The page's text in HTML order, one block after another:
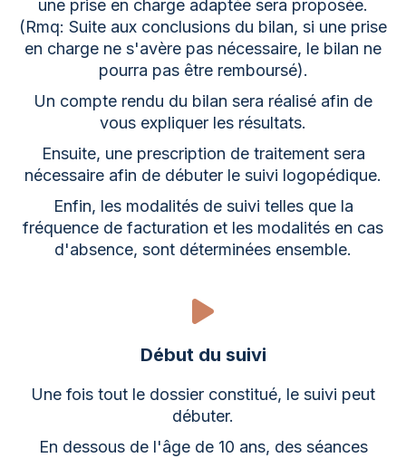
une prise en charge adaptée sera proposée.
(Rmq: Suite aux conclusions du bilan, si une prise
en charge ne s'avère pas nécessaire, le bilan ne
pourra pas être remboursé).
Un compte rendu du bilan sera réalisé afin de
vous expliquer les résultats.
Ensuite, une prescription de traitement sera
nécessaire afin de débuter le suivi logopédique.
Enfin, les modalités de suivi telles que la
fréquence de facturation et les modalités en cas
d'absence, sont déterminées ensemble.
Début du suivi
Une fois tout le dossier constitué, le suivi peut
débuter.
En dessous de l'âge de 10 ans, des séances